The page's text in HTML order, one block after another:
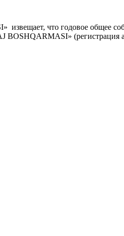
что годовое общее
(регистрация